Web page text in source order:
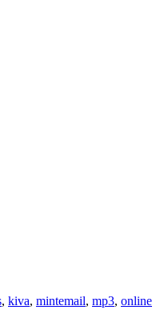
, kiva, mintemail, mp3, online